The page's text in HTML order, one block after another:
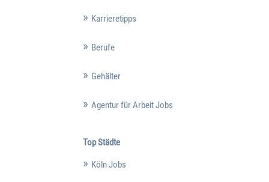
Karrieretipps
Berufe
Gehälter
Agentur für Arbeit Jobs
Top Städte
Köln Jobs